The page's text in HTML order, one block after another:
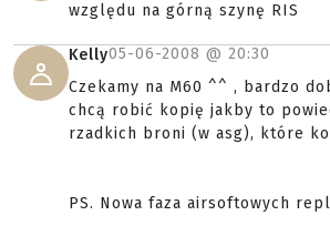
względu na górną szynę RIS
Kelly05-06-2008 @ 20:30
Czekamy na M60 ^^ , bardzo
chcą robić kopię jakby to
rzadkich broni (w asg), które
PS. Nowa faza airsoftowych